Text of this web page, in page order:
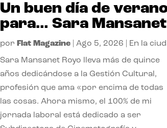
Un buen día de
para… Sara Mansanet
por Flat Magazine| Ago 5, 2026 En la
Sara Mansanet Royo lleva más de quince
años dedicándose a la Gestión Cultural,
profesión que ama «por encima de todas
las cosas. Ahora mismo, el 100% de mi
jornada laboral está dedicado a ser